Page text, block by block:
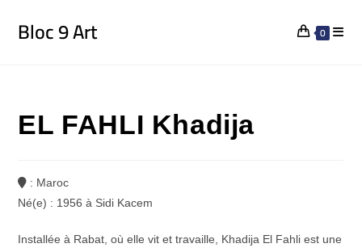
Bloc 9 Art 0
EL FAHLI Khadija
: Maroc
Né(e) : 1956 à Sidi Kacem
Installée à Rabat, où elle vit et travaille, Khadija El Fahli est une